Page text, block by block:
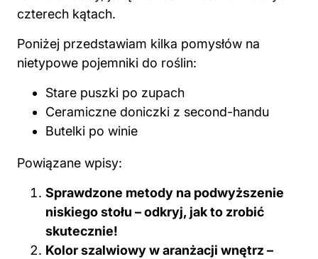
czterech kątach.
Poniżej przedstawiam kilka pomysłów na
nietypowe pojemniki do roślin:
Stare puszki po zupach
Ceramiczne doniczki z second-handu
Butelki po winie
Powiązane wpisy:
Sprawdzone metody na podwyższenie
niskiego stołu – odkryj, jak to zrobić
skutecznie!
Kolor szalwiowy w aranżacji wnętrz –